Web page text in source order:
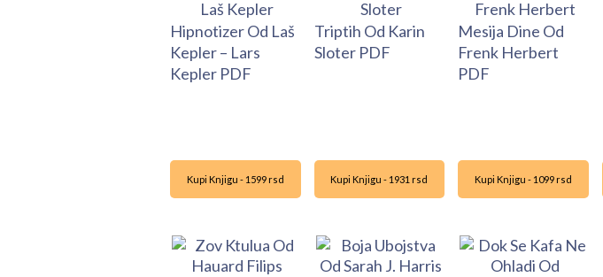
Hipnotizer Od Laš
Kepler – Lars
Kepler PDF
Triptih Od Karin
Sloter PDF
Mesija Dine Od
Frenk Herbert
PDF
Kupi Knjigu - 1599 rsd Kupi Knjigu - 1931 rsd Kupi Knjigu - 1099 rsd